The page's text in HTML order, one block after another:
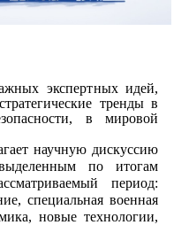
жных экспертныхидей,
тренды в
в мировой
научную дискуссию
по итогам
период:
специальная военная
новые технологии,